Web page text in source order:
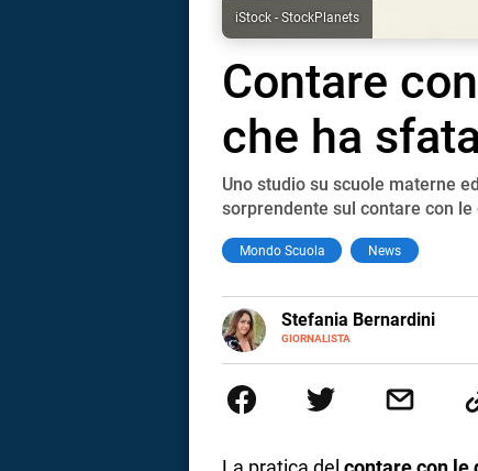
iStock - StockPlanets
Contare
che ha
Uno studio su scuole materne
sorprendente sul contare con
Mondo Scuola News
Stefania Bernardini
GIORNALISTA
E-
MAIL
esperienze nella redazione
social